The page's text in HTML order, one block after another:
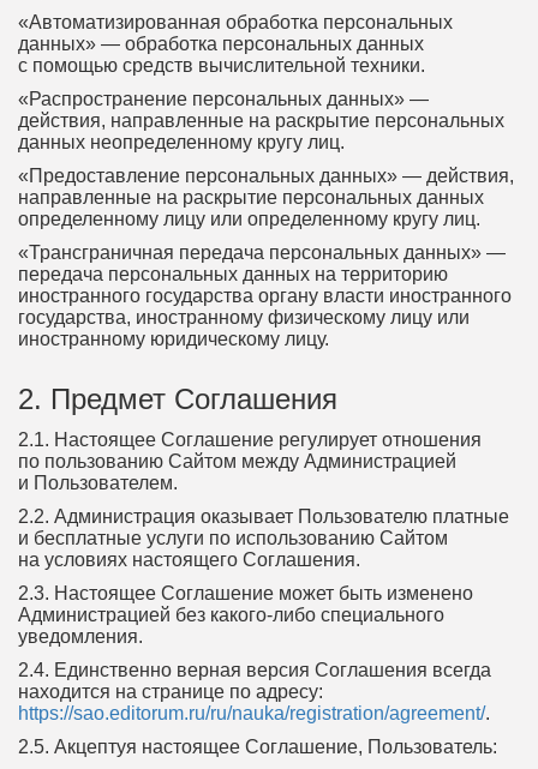
«Автоматизированная обработка персональных
данных» — обработка персональных данных
с помощью средств вычислительной техники.
«Распространение персональных данных» —
действия, направленные на раскрытие персональных
данных неопределенному кругу лиц.
«Предоставление персональных данных» — действия,
направленные на раскрытие персональных данных
определенному лицу или определенному кругу лиц.
«Трансграничная передача персональных данных» —
передача персональных данных на территорию
иностранного государства органу власти иностранного
государства, иностранному физическому лицу или
иностранному юридическому лицу.
2. Предмет Соглашения
2.1. Настоящее Соглашение регулирует отношения
по пользованию Сайтом между Администрацией
и Пользователем.
2.2. Администрация оказывает Пользователю платные
и бесплатные услуги по использованию Сайтом
на условиях настоящего Соглашения.
2.3. Настоящее Соглашение может быть изменено
Администрацией без какого-либо специального
уведомления.
2.4. Единственно верная версия Соглашения всегда
находится на странице по адресу:
https://sao.editorum.ru/ru/nauka/registration/agreement/.
2.5. Акцептуя настоящее Соглашение, Пользователь: